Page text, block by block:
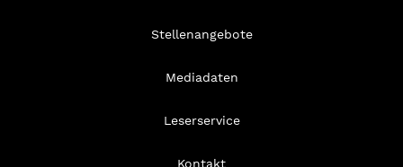
Stellenangebote
Mediadaten
Leserservice
Kontakt